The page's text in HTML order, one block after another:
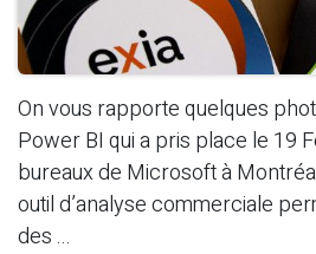
On vous rapporte quelques
Power BI qui a pris place le 19
bureaux de Microsoft à
outil d’analyse commerciale
des ...